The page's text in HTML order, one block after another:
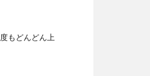
もどんどん上